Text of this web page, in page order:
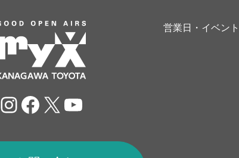
Instagram
Facebook
X YouTube
営業日・イベン